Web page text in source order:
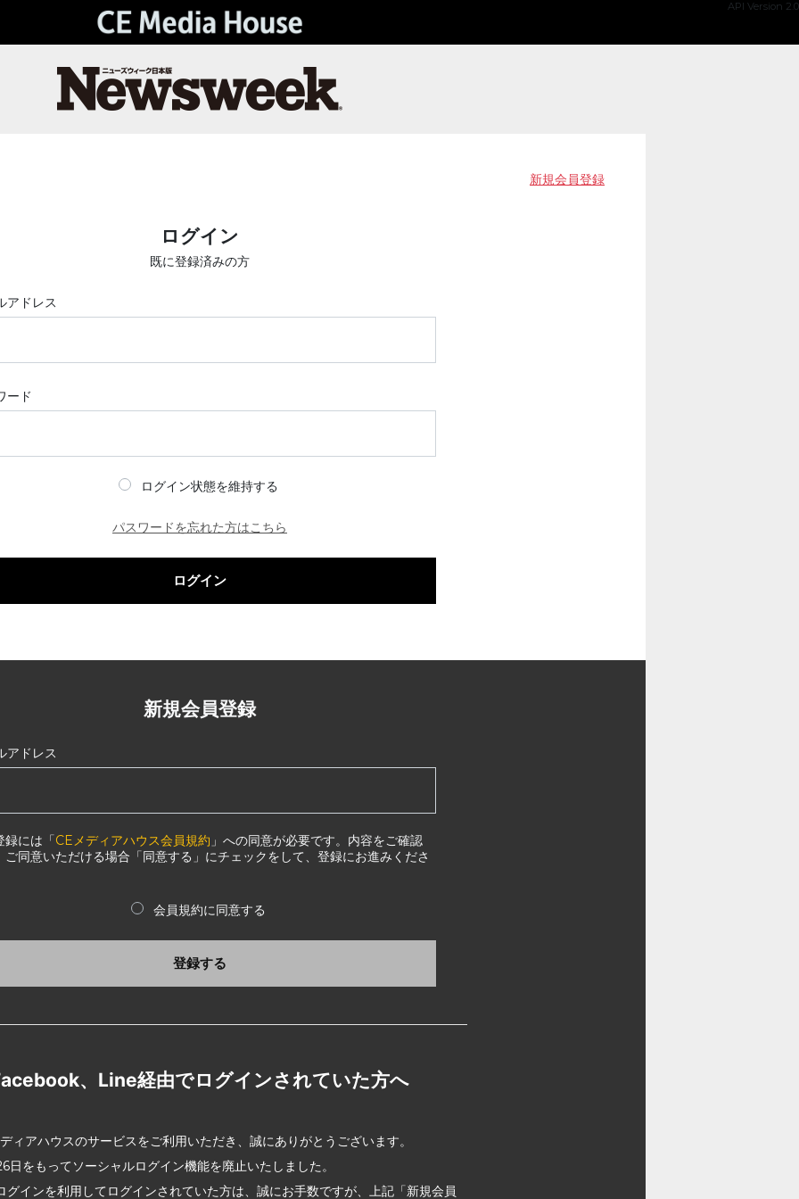
API Version 2.0
新規会員登録
ログイン
既に登録済みの方
アドレス
ード
ログイン状態を維持する
パスワードを忘れた方はこちら
ログイン
新規会員登録
アドレス
録には「CEメディアハウス会員規約 」への同意が必要です。内容をご確認
ご同意いただける場合「同意する」にチェックをして、登録にお進みくださ
会員規約に同意する
登録する
、Line経由でログインされていた方へ
ィアハウスのサービスをご利用いただき、誠にありがとうございます。
日をもってソーシャルログイン機能を廃止いたしました。
グインを利用してログインされていた方は、誠にお手数ですが、上記「新規会員